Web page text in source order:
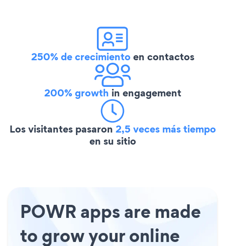
250% de crecimientoen contactos
200% growth in engagement
Los visitantes pasaron 2,5 veces más tiempo
en su sitio
POWR apps are made
to grow your online